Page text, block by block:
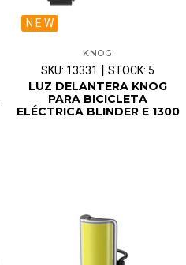
N E W
KNOG
SKU: 13331 | STOCK: 5
LUZ DELANTERA KNOG
PARA BICICLETA
ELÉCTRICA BLINDER E 1300